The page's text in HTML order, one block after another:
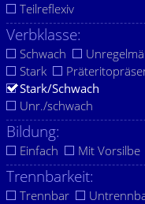
Teilreflexiv
Verbklasse:
Schwach
Stark
Stark/Schwach
Unr./schwach
Bildung:
Einfach Mit Vorsilbe
Trennbarkeit:
Trennbar